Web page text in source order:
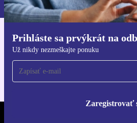
Prihláste sa prvýkrát na
Už nikdy nezmeškajte ponuku
Zaregistrovať
Získajte
Pre iOS a Android